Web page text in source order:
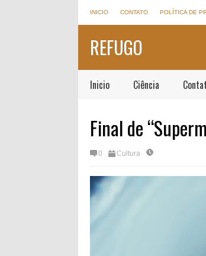
INICIO CONTATO POLÍTICA DE
REFUGO
Inicio Ciência
Final de
0 Cultura